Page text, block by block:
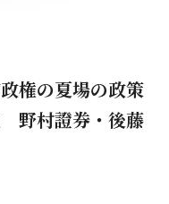
権の夏場の政策
野村證券・後藤